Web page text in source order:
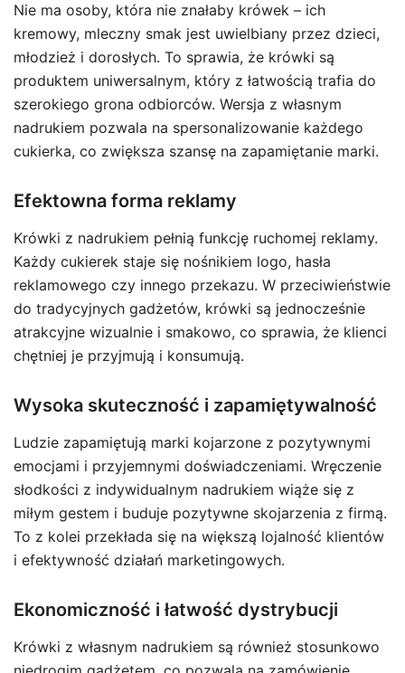
Nie ma osoby, która nie znałaby krówek – ich
kremowy, mleczny smak jest uwielbiany przez dzieci,
młodzież i dorosłych. To sprawia, że krówki są
produktem uniwersalnym, który z łatwością trafia do
szerokiego grona odbiorców. Wersja z własnym
nadrukiem pozwala na spersonalizowanie każdego
cukierka, co zwiększa szansę na zapamiętanie marki.
Efektowna forma reklamy
Krówki z nadrukiem pełnią funkcję ruchomej reklamy.
Każdy cukierek staje się nośnikiem logo, hasła
reklamowego czy innego przekazu. W przeciwieństwie
do tradycyjnych gadżetów, krówki są jednocześnie
atrakcyjne wizualnie i smakowo, co sprawia, że klienci
chętniej je przyjmują i konsumują.
Wysoka skuteczność i zapamiętywalność
Ludzie zapamiętują marki kojarzone z pozytywnymi
emocjami i przyjemnymi doświadczeniami. Wręczenie
słodkości z indywidualnym nadrukiem wiąże się z
miłym gestem i buduje pozytywne skojarzenia z firmą.
To z kolei przekłada się na większą lojalność klientów
i efektywność działań marketingowych.
Ekonomiczność i łatwość dystrybucji
Krówki z własnym nadrukiem są również stosunkowo